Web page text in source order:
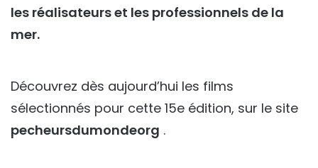
les réalisateurs et les professionnels de la
mer.
Découvrez dès aujourd’hui les films
sélectionnés pour cette 15e édition, sur le site
pecheursdumondeorg .